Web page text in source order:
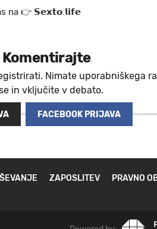
s n a 👉 𝗦𝗲𝘅𝘁𝗼.𝗹𝗶𝗳𝗲
Komentirajte
Nimate uporabniškega
in vključite v debato.
FACEBOOK PRIJAVA
ZAPOSLITEV PRAVNO